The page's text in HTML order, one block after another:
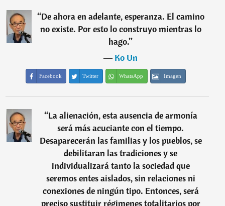
“De ahora en adelante, esperanza. El camino
no existe. Por esto lo construyo mientras lo
hago.”
―Ko Un
Facebook Twitter WhatsApp Imagen
“La alienación, esta ausencia de armonía
será más acuciante con el tiempo.
Desaparecerán las familias y los pueblos, se
debilitaran las tradiciones y se
individualizará tanto la sociedad que
seremos entes aislados, sin relaciones ni
conexiones de ningún tipo. Entonces, será
preciso sustituir régimenes totalitarios por